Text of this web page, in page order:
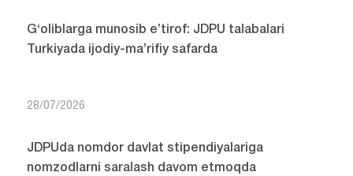
G‘oliblarga munosib e’tirof: JDPU talabalari
Turkiyada ijodiy-ma’rifiy safarda
28/07/2026
JDPUda nomdor davlat stipendiyalariga
nomzodlarni saralash davom etmoqda